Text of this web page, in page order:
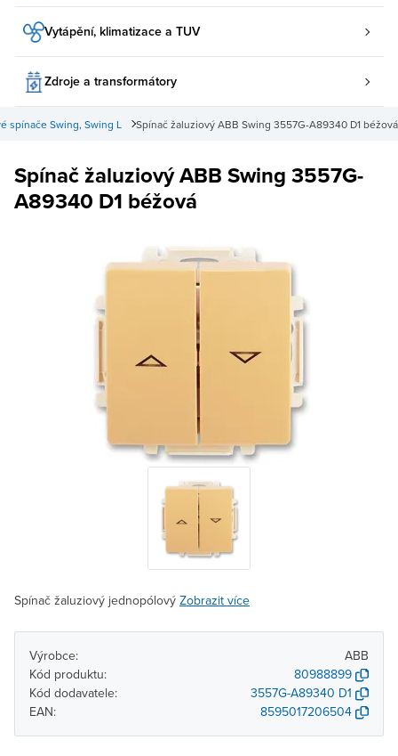
Vytápění, klimatizace a TUV
Zdroje a transformátory
Spínač žaluziový ABB Swing 3557G-A89340 D1 béžová
spínače Swing, Swing L
Spínač žaluziový ABB Swing 3557G-
A89340 D1 béžová
Spínač žaluziový jednopólový Zobrazit více
Výrobce:
ABB
Kód produktu:
80988899
Kód dodavatele:
3557G-A89340 D1
EAN:
8595017206504